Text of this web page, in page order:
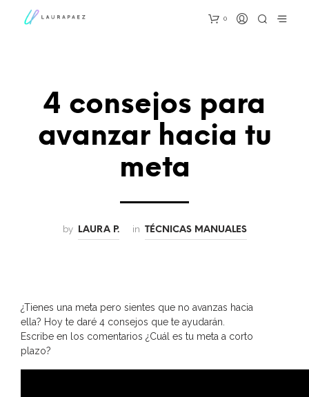
0
4 consejos para
avanzar hacia tu
meta
by LAURA P. in TÉCNICAS MANUALES
¿Tienes una meta pero sientes que no avanzas hacia
ella? Hoy te daré 4 consejos que te ayudarán.
Escribe en los comentarios ¿Cuál es tu meta a corto
plazo?